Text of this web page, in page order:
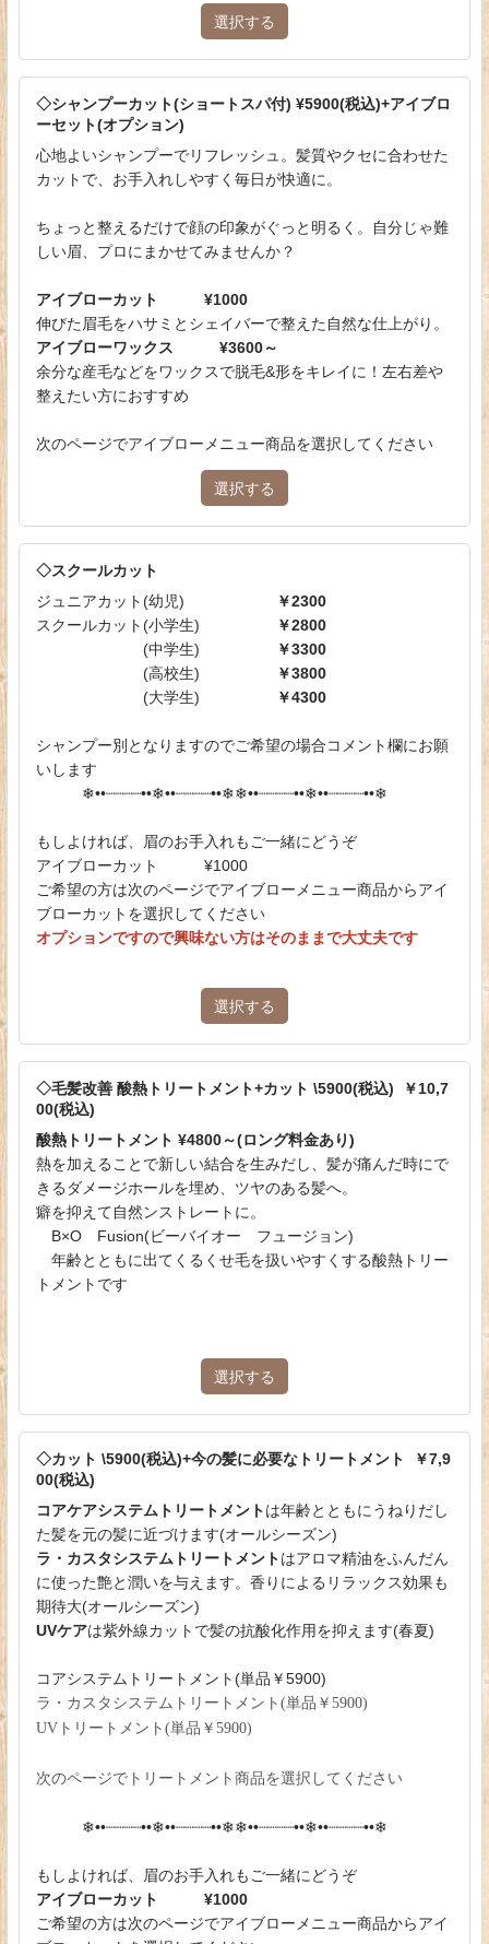
選択する
◇シャンプーカット(ショートスパ付) ¥5900(税込)+アイブロ
ーセット(オプション)
心地よいシャンプーでリフレッシュ。髪質やクセに合わせた
カットで、お手入れしやすく毎日が快適に。
ちょっと整えるだけで顔の印象がぐっと明るく。自分じゃ難
しい眉、プロにまかせてみませんか？
アイブローカット ¥1000
伸びた眉毛をハサミとシェイバーで整えた自然な仕上がり。
アイブローワックス ¥3600～
余分な産毛などをワックスで脱毛&形をキレイに！左右差や
整えたい方におすすめ
次のページでアイブローメニュー商品を選択してください
選択する
◇スクールカット
ジュニアカット(幼児)
￥2300
スクールカット(小学生)
￥2800
(中学生)
￥3300
(高校生)
￥3800
(大学生)
￥4300
シャンプー別となりますのでご希望の場合コメント欄にお願
いします
❄︎••┈┈┈┈••❄︎••┈┈┈┈••❄︎❄︎••┈┈┈┈••❄︎••┈┈┈┈••❄︎
もしよければ、眉のお手入れもご一緒にどうぞ
アイブローカット ¥1000
ご希望の方は次のページでアイブローメニュー商品からアイ
ブローカットを選択してください
オプションですので興味ない方はそのままで大丈夫です
選択する
◇毛髪改善 酸熱トリートメント+カット \5900(税込) ￥10,7
00(税込)
酸熱トリートメント ¥4800～(ロング料金あり)
熱を加えることで新しい結合を生みだし、髪が痛んだ時にで
きるダメージホールを埋め、ツヤのある髪へ。
癖を抑えて自然ンストレートに。
B×O Fusion(ビーバイオー フュージョン)
年齢とともに出てくるくせ毛を扱いやすくする酸熱トリー
トメントです
選択する
◇カット \5900(税込)+今の髪に必要なトリートメント ￥7,9
00(税込)
コアケアシステムトリートメントは年齢とともにうねりだし
た髪を元の髪に近づけます(オールシーズン)
ラ・カスタシステムトリートメントはアロマ精油をふんだん
に使った艶と潤いを与えます。香りによるリラックス効果も
期待大(オールシーズン)
UVケアは紫外線カットで髪の抗酸化作用を抑えます(春夏)
コアシステムトリートメント(単品￥5900)
ラ・カスタシステムトリートメント(単品￥5900)
UVトリートメント(単品￥5900)
次のページでトリートメント商品を選択してください
❄︎••┈┈┈┈••❄︎••┈┈┈┈••❄︎❄︎••┈┈┈┈••❄︎••┈┈┈┈••❄︎
もしよければ、眉のお手入れもご一緒にどうぞ
アイブローカット ¥1000
ご希望の方は次のページでアイブローメニュー商品からアイ